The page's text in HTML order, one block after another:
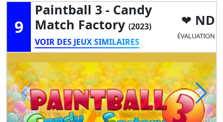
9
Paintball 3 - Candy
Match Factory (2023)
VOIR DES JEUX SIMILAIRES
ND
ÉVALUATION